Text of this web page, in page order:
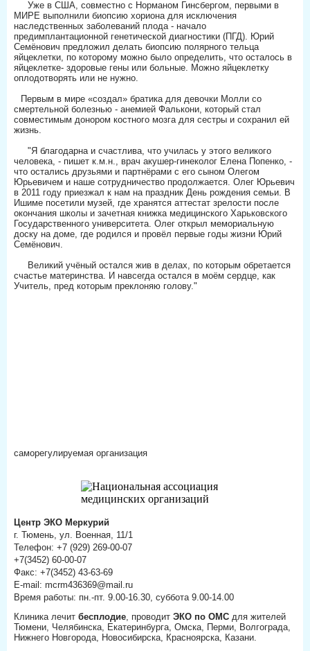
саморегулируемая организация
Центр ЭКО Меркурий
г. Тюмень, ул. Военная, 11/1
Телефон: +7 (929) 269-00-07
+7(3452) 60-00-07
Факс: +7(3452) 43-63-69
E-mail: mcrm436369@mail.ru
Время работы: пн.-пт. 9.00-16.30, суббота 9.00-14.00
Клиника лечит бесплодие, проводит ЭКО по ОМС для жителей
Тюмени, Челябинска, Екатеринбурга, Омска, Перми, Волгограда,
Нижнего Новгорода, Новосибирска, Красноярска, Казани.
⠀⠀Уже в США, совместно с Норманом Гинсбергом, первыми в
МИРЕ выполнили биопсию хориона для исключения
наследственных заболеваний плода - начало
предимплантационной генетической диагностики (ПГД). Юрий
Семёнович предложил делать биопсию полярного тельца
яйцеклетки, по которому можно было определить, что осталось в
яйцеклетке- здоровые гены или больные. Можно яйцеклетку
оплодотворять или не нужно.
⠀Первым в мире «создал» братика для девочки Молли со
смертельной болезнью - анемией Фалькони, который стал
совместимым донором костного мозга для сестры и сохранил ей
жизнь.
⠀⠀"Я благодарна и счастлива, что училась у этого великого
человека, - пишет к.м.н., врач акушер-гинеколог Елена Попенко, -
что остались друзьями и партнёрами с его сыном Олегом
Юрьевичем и наше сотрудничество продолжается. Олег Юрьевич
в 2011 году приезжал к нам на праздник День рождения семьи. В
Ишиме посетили музей, где хранятся аттестат зрелости после
окончания школы и зачетная книжка медицинского Харьковского
Государственного университета. Олег открыл мемориальную
доску на доме, где родился и провёл первые годы жизни Юрий
Семёнович.
⠀⠀Великий учёный остался жив в делах, по которым обретается
счастье материнства. И навсегда остался в моём сердце, как
Учитель, пред которым преклоняю голову."